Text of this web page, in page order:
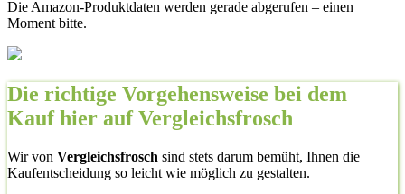
Die Amazon-Produktdaten werden gerade abgerufen – einen
Moment bitte.
Die richtige Vorgehensweise bei dem
Kauf hier auf Vergleichsfrosch
Wir von Vergleichsfrosch sind stets darum bemüht, Ihnen die
Kaufentscheidung so leicht wie möglich zu gestalten.